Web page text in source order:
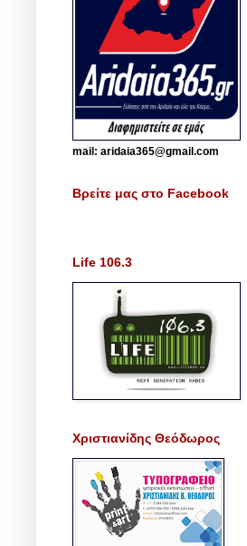
mail: aridaia365@gmail.com
Βρείτε μας στο Facebook
Life 106.3
Χριστιανίδης Θεόδωρος